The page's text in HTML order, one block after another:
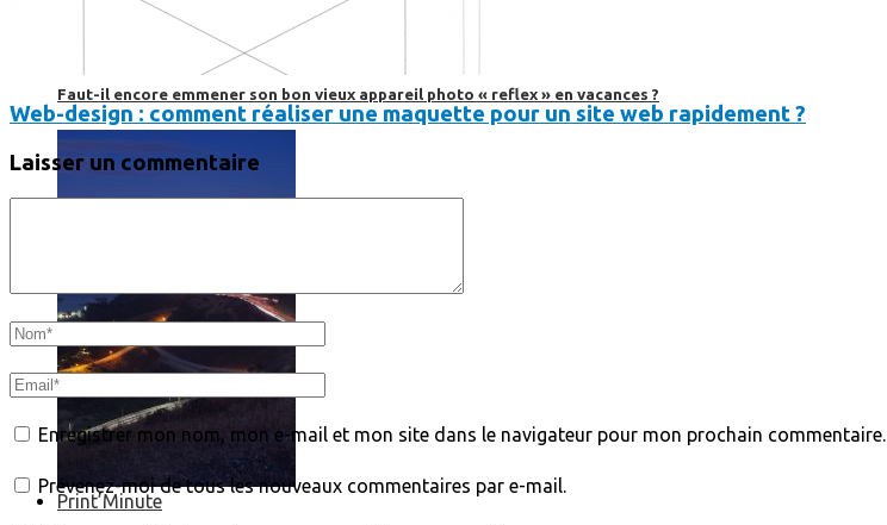
Faut-il encore emmener son bon vieux appareil photo « reflex » en vacances ?
Print’Minute
Web-design : comment réaliser une maquette pour un site web rapidement ?
Laisser un commentaire
Enregistrer mon nom, mon e-mail et mon site dans le navigateur pour mon prochain commentaire.
Prévenez-moi de tous les nouveaux commentaires par e-mail.